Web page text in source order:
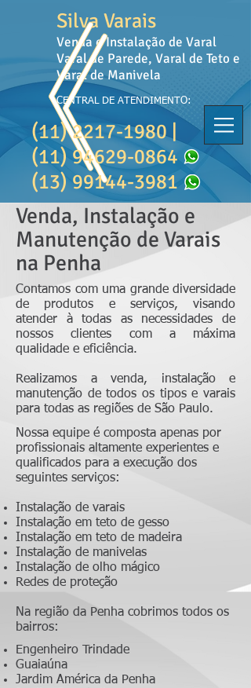
Venda e Instalação de Varal
Varal de Parede, Varal de Teto e
Varal de Manivela
Silva Varais
CENTRAL DE ATENDIMENTO:
(11) 2217-1980|
(11) 94629-0864
(13) 99144-3981
Venda, Instalação e
Manutenção de Varais
na Penha
Contamos com uma grande diversidade
de produtos e serviços, visando
atender à todas as necessidades de
nossos clientes com a máxima
qualidade e eficiência.
Realizamos a venda, instalação e
manutenção de todos os tipos e varais
para todas as regiões de São Paulo.
Nossa equipe é composta apenas por
profissionais altamente experientes e
qualificados para a execução dos
seguintes serviços:
Instalação de varais
Instalação em teto de gesso
Instalação em teto de madeira
Instalação de manivelas
Instalação de olho mágico
Redes de proteção
Na região da Penha cobrimos todos os
bairros:
Engenheiro Trindade
Guaiaúna
Jardim América da Penha